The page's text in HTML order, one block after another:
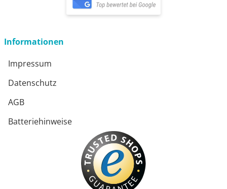
öffnet in neuem Fenster
Informationen
Impressum
Datenschutz
AGB
Batteriehinweise